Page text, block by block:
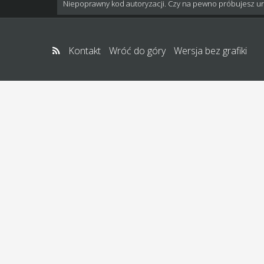
Niepoprawny kod autoryzacji. Czy na pewno próbujesz
Kontakt Wróć do góry Wersja bez grafiki